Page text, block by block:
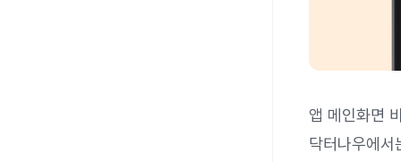
앱 메인화면
닥터나우에